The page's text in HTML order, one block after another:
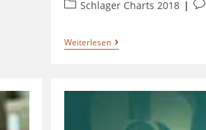
Schlager Charts 2018
Weiterlesen